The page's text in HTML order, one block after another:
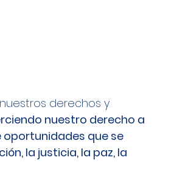
derechos y
nuestro derecho a
oportunidades que se
la justicia, la paz, la